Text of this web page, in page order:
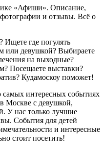
«Афиши». Описание,
и отзывы. Всё о
Ищете где погулять
или девушкой? Выбираете
на выходные?
Посещаете выставки?
Кудамоскоу поможет!
интересных событиях
Москве с девушкой,
У нас только лучшие
События для детей
и интересные
стоит посетить!